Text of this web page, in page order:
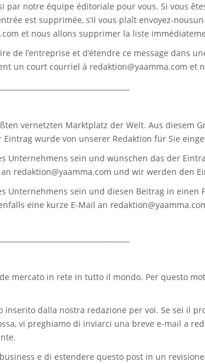
par notre équipe éditoriale pour vous. Si vous
est supprimée, s’il vous plaît envoyez-
et nous allons supprimer la liste
de l’entreprise et d’étendre ce message dans
un court courriel à redaktion@yaamma.com et
vernetzten Marktplatz der Welt. Aus diesem
Eintrag wurde von unserer Redaktion für Sie
Unternehmens sein und wünschen das der
redaktion@yaamma.com und wir werden den
Unternehmens sein und diesen Beitrag in
eine kurze E-Mail an
mercato in rete in tutto il mondo. Per questo
inserito dalla nostra redazione per voi. Se sei il
vi preghiamo di inviarci una breve e-mail a
e di estendere questo post in un